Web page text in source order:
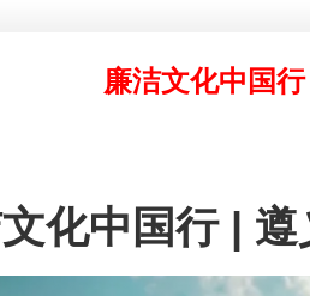
廉洁文化中国
中国行 | 遵